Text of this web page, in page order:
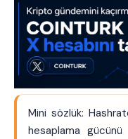
Mini sözlük:
hesaplama